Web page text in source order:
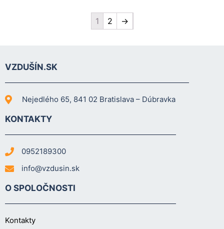
1 2 →
VZDUŠÍN.SK
Nejedlého 65, 841 02 Bratislava – Dúbravka
KONTAKTY
0952189300
info@vzdusin.sk
O SPOLOČNOSTI
Kontakty